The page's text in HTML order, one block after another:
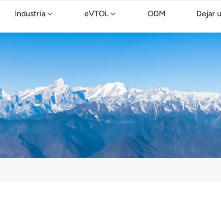
Industria eVTOL ODM Dejar